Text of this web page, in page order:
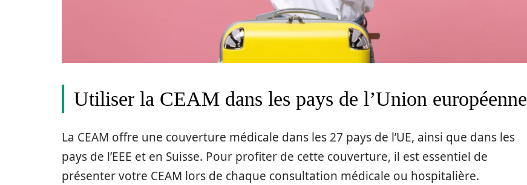
Utiliser la CEAM dans les pays de l’Union européenne
La CEAM offre une couverture médicale dans les 27 pays de l’UE, ainsi que dans les
pays de l’EEE et en Suisse. Pour profiter de cette couverture, il est essentiel de
présenter votre CEAM lors de chaque consultation médicale ou hospitalière.